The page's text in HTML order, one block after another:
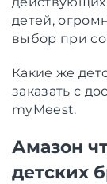
детей,
выбор при
Какие же
заказать с
myMeest.
Амазон
детских